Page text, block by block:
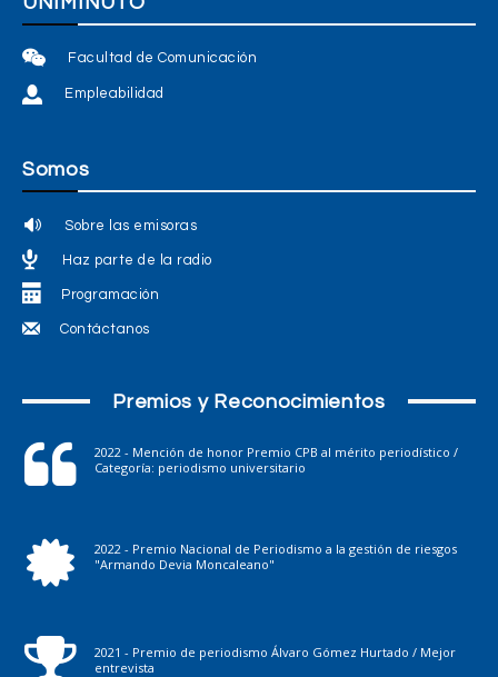
Facultad de Comunicación
Empleabilidad
Somos
Sobre las emisoras
Haz parte de la radio
Programación
Contáctanos
Premios y Reconocimientos
2022 - Mención de honor Premio CPB al mérito periodístico /
Categoría: periodismo universitario
2022 - Premio Nacional de Periodismo a la gestión de riesgos
"Armando Devia Moncaleano"
2021 - Premio de periodismo Álvaro Gómez Hurtado / Mejor
entrevista